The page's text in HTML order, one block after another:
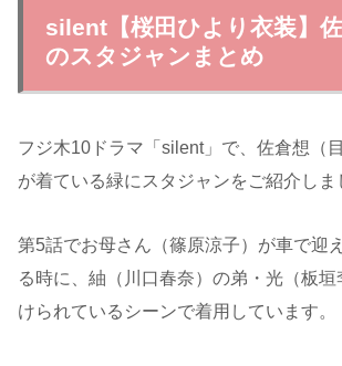
silent【桜田ひより衣装】
のスタジャンまとめ
フジ木10ドラマ「silent」で、佐倉想（
が着ている緑にスタジャンをご紹介しま
第5話でお母さん（篠原涼子）が車で迎
る時に、紬（川口春奈）の弟・光（板
けられているシーンで着用しています。